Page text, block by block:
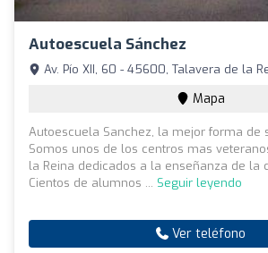
Autoescuela Sánchez
Av. Pío XII, 60 - 45600, Talavera de la
Mapa
Autoescuela Sanchez, la mejor forma de
Somos unos de los centros mas
la Reina dedicados a la enseñanza de la
Cientos de alumnos ... Seguir leyendo
Ver teléfono